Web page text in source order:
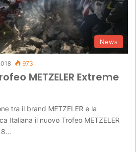
News
973
METZELER Extreme
tra il brand METZELER e la
Italiana il nuovo Trofeo METZELER